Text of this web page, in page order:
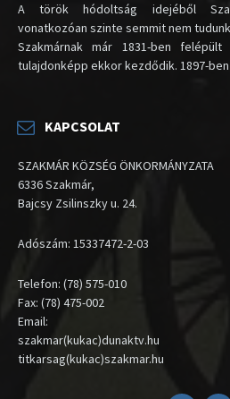
A török hódoltság idejéből
vonatkozóan szinte semmit nem
Szakmárnak már 1831-ben
tulajdonképp ekkor kezdődik. 1897-
KAPCSOLAT
SZAKMÁR KÖZSÉG ÖNKORMÁNYZATA
6336 Szakmár,
Bajcsy Zsilinszky u. 24.
Adószám: 15337472-2-03
Telefon: (78) 575-010
Fax: (78) 475-002
Email:
szakmar(kukac)dunaktv.hu
titkarsag(kukac)szakmar.hu